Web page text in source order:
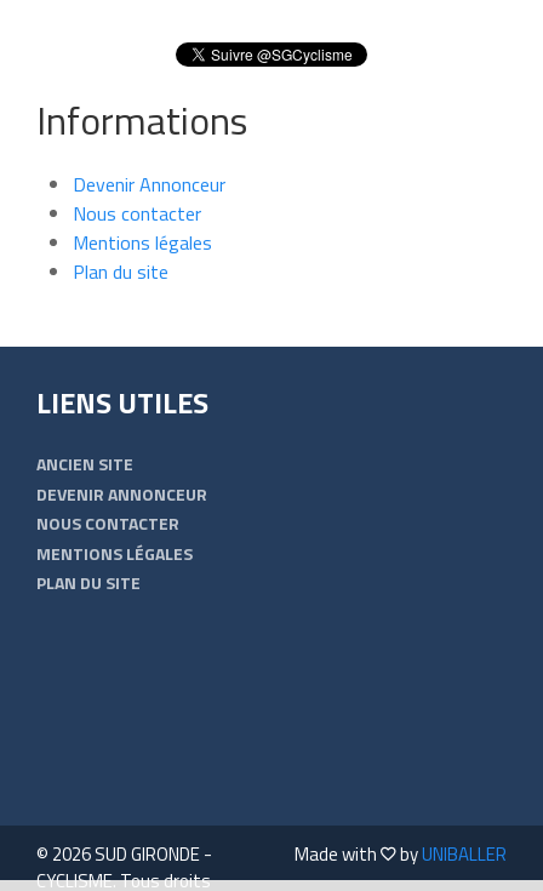
Informations
Devenir Annonceur
Nous contacter
Mentions légales
Plan du site
LIENS UTILES
ANCIEN SITE
DEVENIR ANNONCEUR
NOUS CONTACTER
MENTIONS LÉGALES
PLAN DU SITE
© 2026 SUD GIRONDE -
CYCLISME. Tous droits
Made with byUNIBALLER